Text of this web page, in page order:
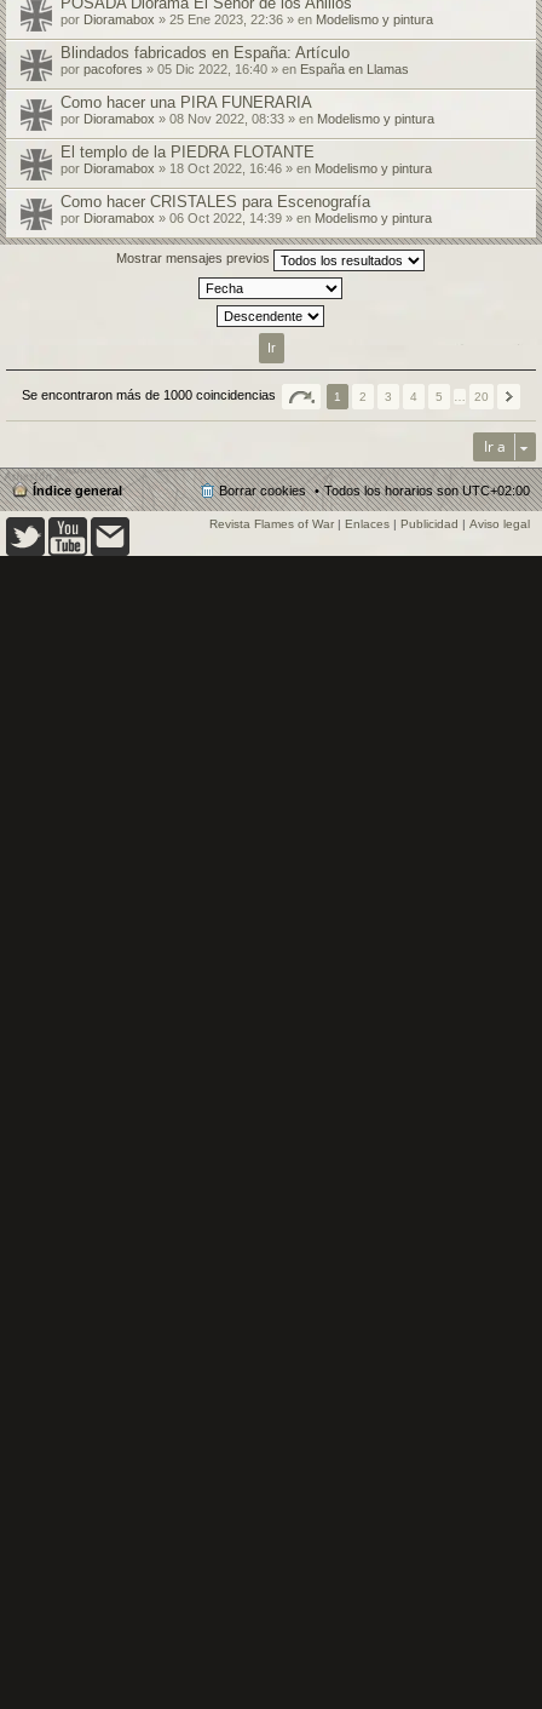
por Dioramabox » 25 Ene 2023, 22:36 » en Modelismo y pintura
Blindados fabricados en España: Artículo
por pacofores » 05 Dic 2022, 16:40 » en España en Llamas
Como hacer una PIRA FUNERARIA
por Dioramabox » 08 Nov 2022, 08:33 » en Modelismo y pintura
El templo de la PIEDRA FLOTANTE
por Dioramabox » 18 Oct 2022, 16:46 » en Modelismo y pintura
Como hacer CRISTALES para Escenografía
por Dioramabox » 06 Oct 2022, 14:39 » en Modelismo y pintura
Mostrar mensajes previos
Se encontraron más de 1000 coincidencias 1 2 3 4 5 20
Ir a
Índice general Todos los horarios sonUTC+02:00
Borrar cookies
Revista Flames of War | Enlaces | Publicidad | Aviso legal